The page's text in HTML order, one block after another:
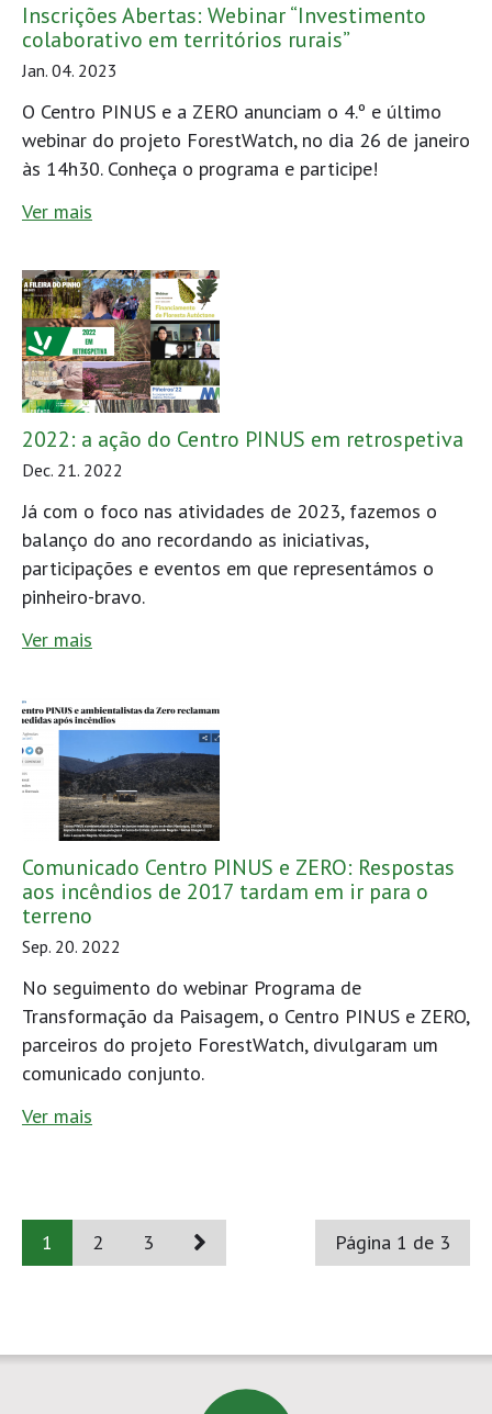
Inscrições Abertas: Webinar “Investimento
colaborativo em territórios rurais”
Jan. 04. 2023
O Centro PINUS e a ZERO anunciam o 4.º e último
webinar do projeto ForestWatch, no dia 26 de janeiro
às 14h30. Conheça o programa e participe!
Ver mais
2022: a ação do Centro PINUS em retrospetiva
Dec. 21. 2022
Já com o foco nas atividades de 2023, fazemos o
balanço do ano recordando as iniciativas,
participações e eventos em que representámos o
pinheiro-bravo.
Ver mais
Comunicado Centro PINUS e ZERO: Respostas
aos incêndios de 2017 tardam em ir para o
terreno
Sep. 20. 2022
No seguimento do webinar Programa de
Transformação da Paisagem, o Centro PINUS e ZERO,
parceiros do projeto ForestWatch, divulgaram um
comunicado conjunto.
Ver mais
1 2 3 Página 1 de 3